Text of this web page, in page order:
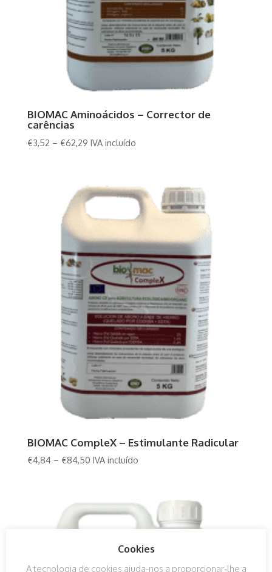
BIOMAC Aminoácidos – Corrector de
carências
€3,52 – €62,29 IVA incluído
BIOMAC CompleX – Estimulante Radicular
€4,84– €84,50 IVA incluído
Cookies
A tecnologia de cookies ajuda-nos a proporcionar-lhe a